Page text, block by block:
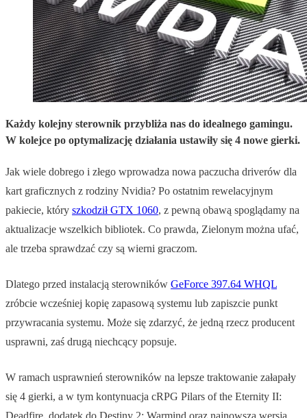
Każdy kolejny sterownik przybliża nas do idealnego gamingu.
W kolejce po optymalizację działania ustawiły się 4 nowe gierki.
Jak wiele dobrego i złego wprowadza nowa paczucha driverów dla
kart graficznych z rodziny Nvidia? Po ostatnim rewelacyjnym
pakiecie, który szkodził GTX 1060, z pewną obawą spoglądamy na
aktualizacje wszelkich bibliotek. Co prawda, Zielonym można ufać,
ale trzeba sprawdzać czy są wierni graczom.
Dlatego przed instalacją sterowników GeForce 397.64 WHQL
zróbcie wcześniej kopię zapasową systemu lub zapiszcie punkt
przywracania systemu. Może się zdarzyć, że jedną rzecz producent
usprawni, zaś drugą niechcący popsuje.
W ramach usprawnień sterowników na lepsze traktowanie załapały
się 4 gierki, a w tym kontynuacja cRPG Pilars of the Eternity II: